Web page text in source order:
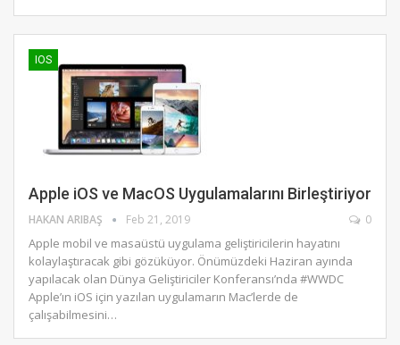
IOS
Apple iOS ve MacOS Uygulamalarını Birleştiriyor
HAKAN ARIBAŞ Feb 21, 2019 0
Apple mobil ve masaüstü uygulama geliştiricilerin hayatını
kolaylaştıracak gibi gözüküyor. Önümüzdeki Haziran ayında
yapılacak olan Dünya Geliştiriciler Konferansı’nda #WWDC
Apple’ın iOS için yazılan uygulamarın Mac’lerde de
çalışabilmesini…